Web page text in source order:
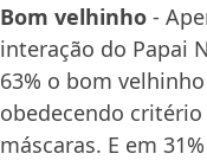
Bom velhinho -
interação do Papai
63% o bom
obedecendo
máscaras. E em